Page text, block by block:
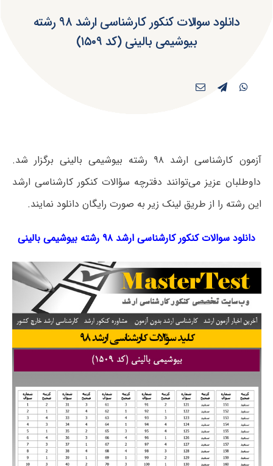
دانلود سوالات کنکور کارشناسی ارشد ۹۸ رشته
بیوشیمی بالینی (کد ۱۵۰۹)
آزمون کارشناسی ارشد ۹۸ رشته بیوشیمی بالینی برگزار شد.
داوطلبان عزیز می‌توانند دفترچه سؤالات کنکور کارشناسی ارشد
این رشته را از طریق لینک‌ زیر به صورت رایگان دانلود نمایند.
دانلود سوالات کنکور کارشناسی ارشد ۹۸ رشته بیوشیمی بالینی